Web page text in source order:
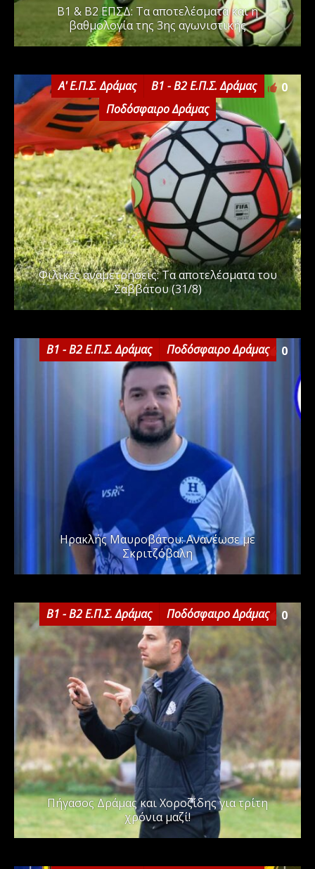
Β1 & Β2 ΕΠΣΔ: Τα αποτελέσματα και η
βαθμολογία της 3ης αγωνιστικής
Α' Ε.Π.Σ. Δράμας
Β1 - Β2 Ε.Π.Σ. Δράμας
Ποδόσφαιρο Δράμας
0
Φιλικές αναμετρήσεις: Τα αποτελέσματα του
Σαββάτου (31/8)
Β1 - Β2 Ε.Π.Σ. Δράμας Ποδόσφαιρο Δράμας 0
Ηρακλής Μαυροβάτου: Ανανέωσε με
Σκριτζόβαλη
Β1 - Β2 Ε.Π.Σ. Δράμας Ποδόσφαιρο Δράμας 0
Πήγασος Δράμας και Χοροζίδης για τρίτη
χρόνια μαζί!